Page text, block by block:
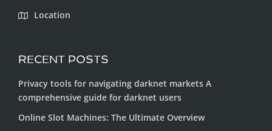
Location
RECENT POSTS
Privacy tools for navigating darknet markets A
comprehensive guide for darknet users
Online Slot Machines: The Ultimate Overview